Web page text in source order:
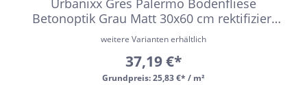
Urbanixx Gres Palermo Bodenfliese
Betonoptik Grau Matt 30x60 cm rektifiziert
R10B
Grundpreis:25,83 €* / m²
weitere Varianten erhältlich
37,19 €*